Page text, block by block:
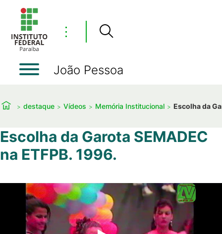
⋮
João Pessoa
destaque Vídeos Memória Institucional Escolha da
Escolha da Garota SEMADEC
na ETFPB. 1996.